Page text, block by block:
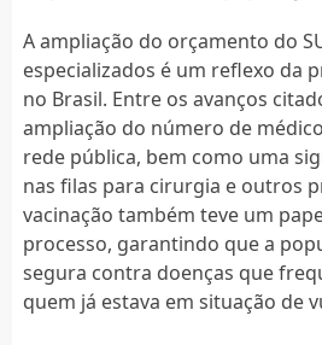
A ampliação do orçamento do
especializados é um reflexo da
no Brasil. Entre os avanços
ampliação do número de
rede pública, bem como uma
nas filas para cirurgia e outros
vacinação também teve um
processo, garantindo que a
segura contra doenças que
quem já estava em situação de